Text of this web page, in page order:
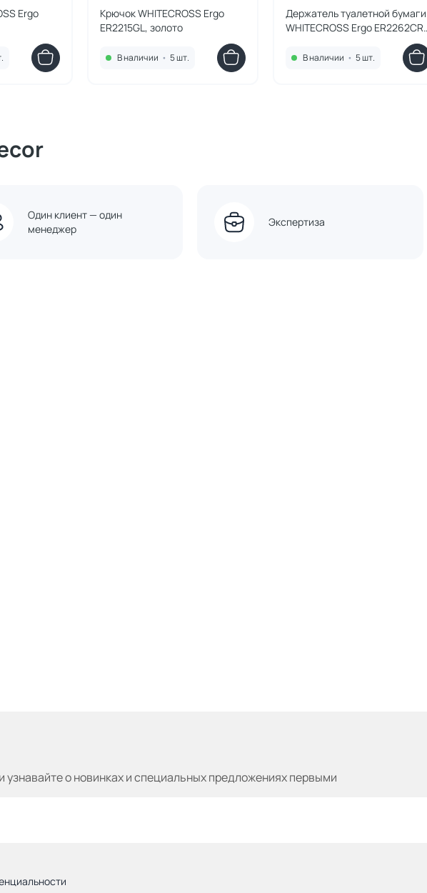
Ergo
Крючок WHITECROSS Ergo
ER2215GL, золото
В наличии • 5 шт.
Держатель туалетной бумаги
WHITECROSS Ergo ER2262CR,
В наличии • 5 шт.
Один клиент — один
менеджер
Экспертиза
узнавайтео новинках и специальных предложениях первыми